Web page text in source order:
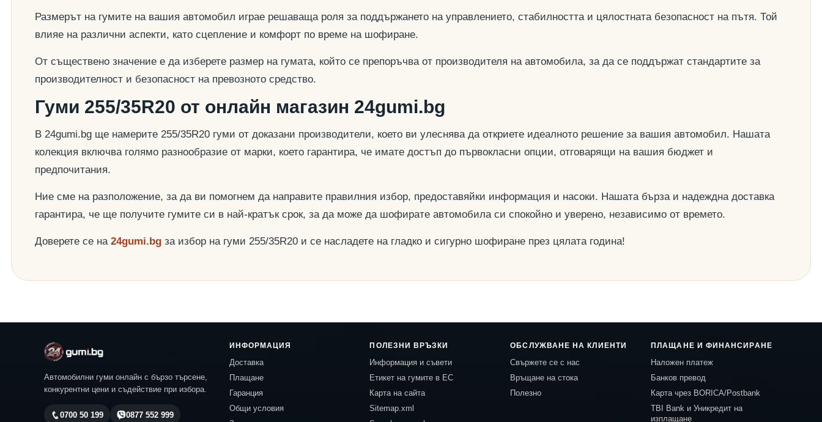
Размерът на гумите на вашия автомобил играе решаваща роля за поддържането на управлението, стабилността и цялостната безопасност на пътя. Той
влияе на различни аспекти, като сцепление и комфорт по време на шофиране.
От съществено значение е да изберете размер на гумата, който се препоръчва от производителя на автомобила, за да се поддържат стандартите за
производителност и безопасност на превозното средство.
Гуми 255/35R20 от онлайн магазин 24gumi.bg
В 24gumi.bg ще намерите 255/35R20 гуми от доказани производители, което ви улеснява да откриете идеалното решение за вашия автомобил. Нашата
колекция включва голямо разнообразие от марки, което гарантира, че имате достъп до първокласни опции, отговарящи на вашия бюджет и
предпочитания.
Ние сме на разположение, за да ви помогнем да направите правилния избор, предоставяйки информация и насоки. Нашата бърза и надеждна доставка
гарантира, че ще получите гумите си в най-кратък срок, за да може да шофирате автомобила си спокойно и уверено, независимо от времето.
Доверете се на 24gumi.bg за избор на гуми 255/35R20 и се насладете на гладко и сигурно шофиране през цялата година!
Автомобилни гуми онлайн с бързо търсене,
конкурентни цени и съдействие при избора.
0700 50 199 0877 552 999
ИНФОРМАЦИЯ
Доставка
Плащане
Гаранция
Общи условия
ПОЛЕЗНИ ВРЪЗКИ
Информация и съвети
Етикет на гумите в ЕС
Карта на сайта
Sitemap.xml
ОБСЛУЖВАНЕ НА КЛИЕНТИ
Свържете се с нас
Връщане на стока
Полезно
ПЛАЩАНЕ И ФИНАНСИРАНЕ
Наложен платеж
Банков превод
Карта чрез BORICA/Postbank
TBI Bank и Уникредит на
изплащане